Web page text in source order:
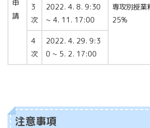
申
請
専攻別授業
25%
3
次
2022. 4. 8. 9:30
~ 4. 11. 17:00
4
次
2022. 4. 29. 9:3
0 ~ 5. 2. 17:00
注意事項